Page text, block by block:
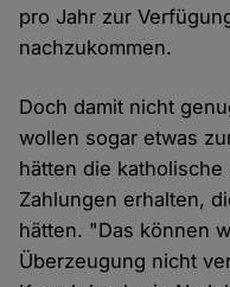
pro Jahr zur
nachzukommen.
Doch damit nicht
wollen sogar etwas
hätten die
Zahlungen erhalten,
hätten. "Das können
Überzeugung nicht